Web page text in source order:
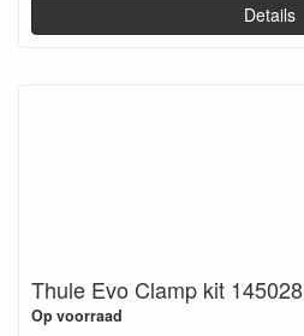
Details
Thule Evo Clamp kit 145028
Op voorraad